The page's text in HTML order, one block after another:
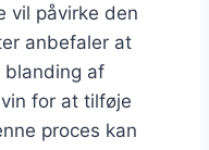
vil påvirke den
anbefaler at
blanding af
for at tilføje
proces kan